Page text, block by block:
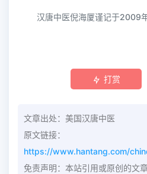
汉唐中医倪海厦谨记于2009
打赏
文章出处：美国汉唐中医
原文链接：
https://www.hantang.com/
免责声明：本站引用或原创的文